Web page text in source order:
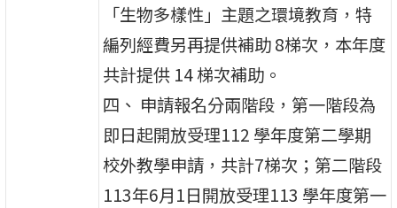
「生物多樣性」主題之環境教育，特
編列經費另再提供補助 8梯次，本年度
共計提供 14 梯次補助。
四、 申請報名分兩階段，第一階段為
即日起開放受理112 學年度第二學期
校外教學申請，共計7梯次；第二階段
113年6月1日開放受理113 學年度第一